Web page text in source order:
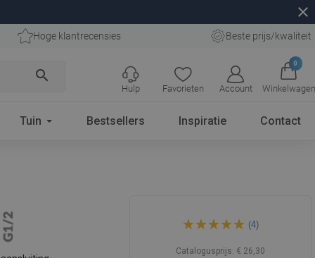
close
Hoge klantrecensies Beste prijs/kwaliteit
search
Favorieten Account
0
Winkelwagen
Hulp
Tuin Bestsellers Inspiratie Contact
Mexen opbouw zijspuitstuk,
zwart - 79360-70
(4)
Catalogusprijs: € 26,30